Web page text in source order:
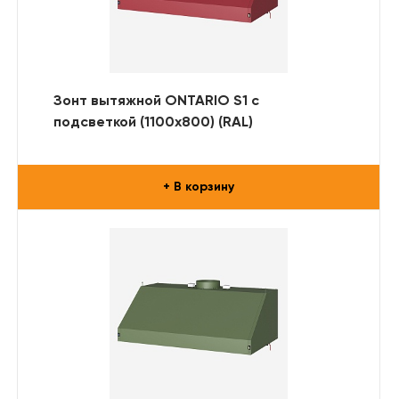
Зонт вытяжной ONTARIO S1 с
подсветкой (1100x800) (RAL)
+ В корзину